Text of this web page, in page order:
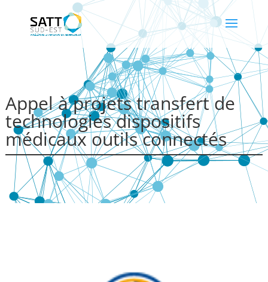
Appel à projets transfert de
technologies dispositifs
médicaux outils connectés